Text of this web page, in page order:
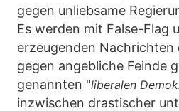
gegen unliebsame
Es werden mit False-Flag
erzeugenden Nachrichten
gegen angebliche Feinde
genannten "liberalen
inzwischen drastischer